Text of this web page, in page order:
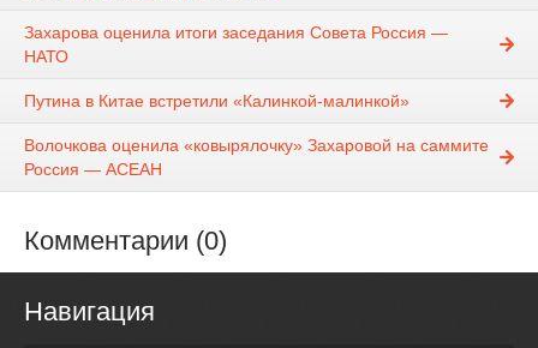
Захарова оценила итоги заседания Совета Россия —
НАТО
Путина в Китае встретили «Калинкой-малинкой»
Волочкова оценила «ковырялочку» Захаровой на саммите
Россия — АСЕАН
Комментарии (0)
Навигация